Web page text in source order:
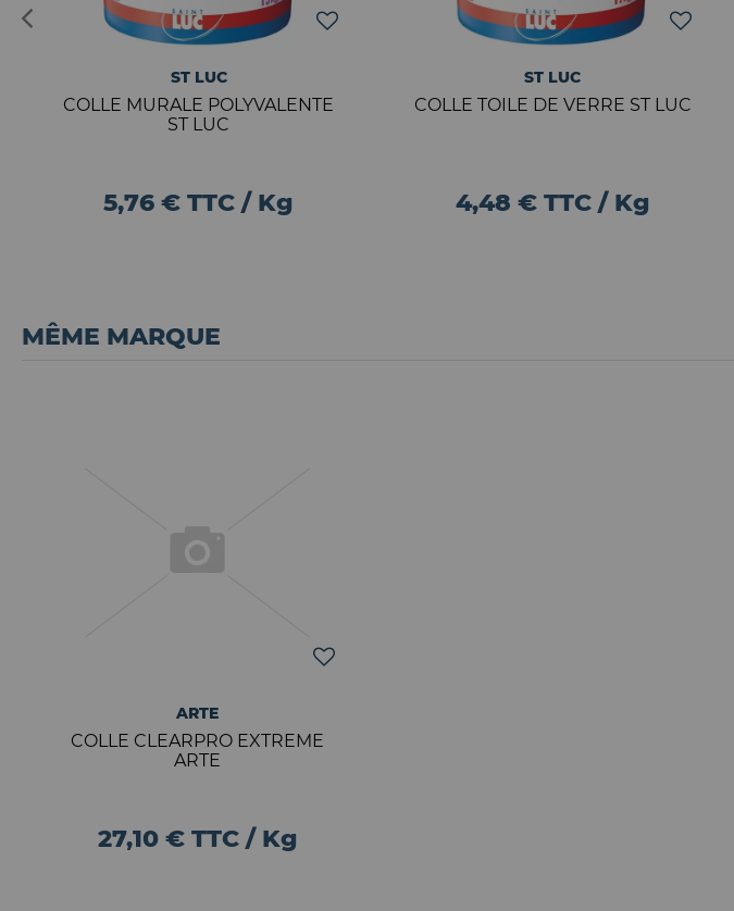
ST LUC
COLLE MURALE POLYVALENTE
ST LUC
5,76 € TTC / Kg
ST LUC
COLLE TOILE DE VERRE ST LUC
4,48 € TTC / Kg
MÊME MARQUE
ARTE
COLLE CLEARPRO EXTREME
ARTE
27,10 € TTC / Kg